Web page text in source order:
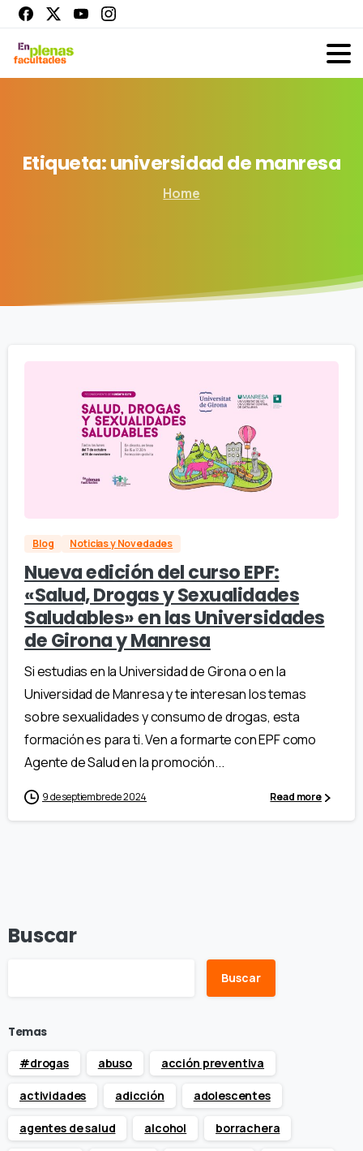
Etiqueta:universidaddemanresa
Home
Blog Noticias y Novedades
Nueva edición del curso EPF:
«Salud, Drogas y Sexualidades
Saludables» en las Universidades
de Girona y Manresa
Si estudias en la Universidad de Girona o en la
Universidad de Manresa y te interesan los temas
sobre sexualidades y consumo de drogas, esta
formación es para ti. Ven a formarte con EPF como
Agente de Salud en la promoción...
9 de septiembre de 2024 Read more
Buscar
Buscar
Temas
#drogas
abuso acción preventiva
actividades adicción adolescentes
agentes de salud alcohol borrachera